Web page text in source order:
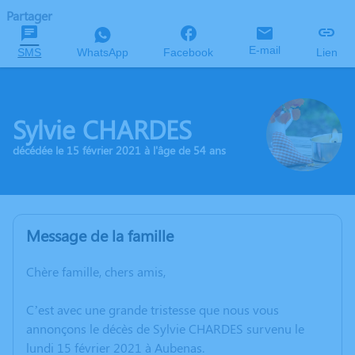
Partager
SMS WhatsApp Facebook E-mail Lien
Sylvie CHARDES
décédée le 15 février 2021 à l'âge de 54 ans
Message de la famille
Chère famille, chers amis,
C’est avec une grande tristesse que nous vous
annonçons le décès de Sylvie CHARDES survenu le
lundi 15 février 2021 à Aubenas.